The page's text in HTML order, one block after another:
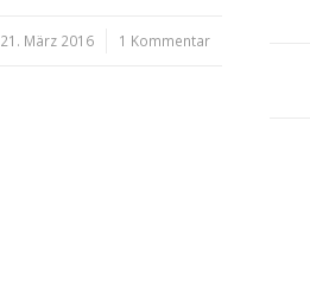
21. März 2016
/ 1 Kommentar